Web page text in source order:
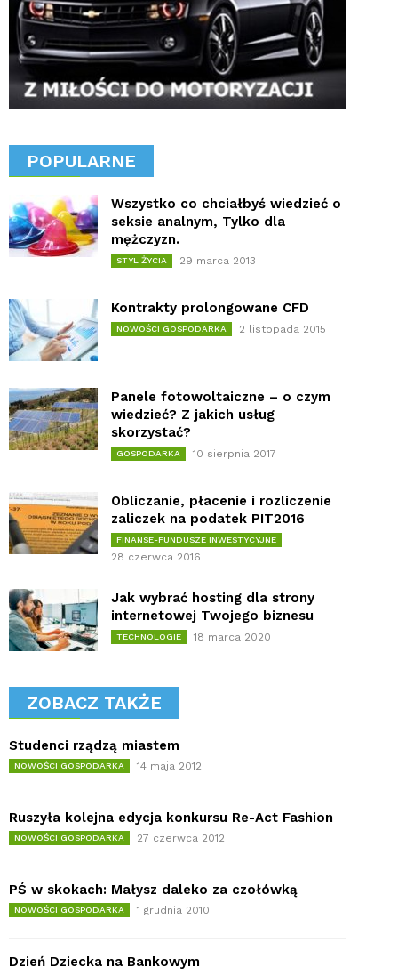
POPULARNE
Wszystko co chciałbyś wiedzieć o
seksie analnym, Tylko dla
mężczyzn.
STYL ŻYCIA 29 marca 2013
Kontrakty prolongowane CFD
NOWOŚCI GOSPODARKA 2 listopada 2015
Panele fotowoltaiczne – o czym
wiedzieć? Z jakich usług
skorzystać?
GOSPODARKA 10 sierpnia 2017
Obliczanie, płacenie i rozliczenie
zaliczek na podatek PIT2016
FINANSE-FUNDUSZE INWESTYCYJNE
28 czerwca 2016
Jak wybrać hosting dla strony
internetowej Twojego biznesu
TECHNOLOGIE 18 marca 2020
ZOBACZ TAKŻE
Studenci rządzą miastem
NOWOŚCI GOSPODARKA 14 maja 2012
Ruszyła kolejna edycja konkursu Re-Act Fashion
NOWOŚCI GOSPODARKA 27 czerwca 2012
PŚ w skokach: Małysz daleko za czołówką
NOWOŚCI GOSPODARKA 1 grudnia 2010
Dzień Dziecka na Bankowym